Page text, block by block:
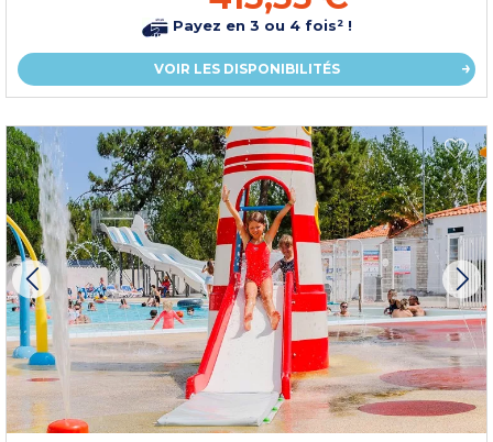
Payez en 3 ou 4 fois² !
VOIR LES DISPONIBILITÉS